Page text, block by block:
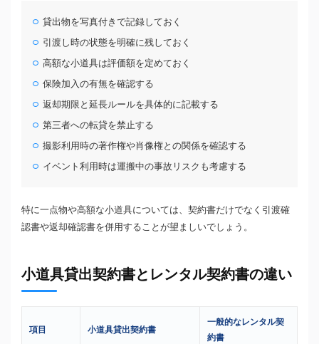
貸出物を写真付きで記録しておく
引渡し時の状態を明確に残しておく
高額な小道具は評価額を定めておく
保険加入の有無を確認する
返却期限と延長ルールを具体的に記載する
第三者への転貸を禁止する
撮影利用時の著作権や肖像権との関係を確認する
イベント利用時は運搬中の事故リスクも考慮する
特に一点物や高額な小道具については、契約書だけでなく引渡確
認書や返却確認書を併用することが望ましいでしょう。
小道具貸出契約書とレンタル契約書の違い
項目 小道具貸出契約書
一般的なレンタル契
約書